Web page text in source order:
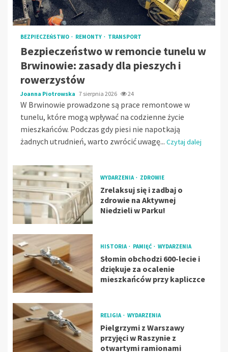
BEZPIECZEŃSTWO REMONTY TRANSPORT
Bezpieczeństwo w remoncie tunelu w
Brwinowie: zasady dla pieszych i
rowerzystów
Joanna Piotrowska 7 sierpnia 2026 24
W Brwinowie prowadzone są prace remontowe w
tunelu, które mogą wpływać na codzienne życie
mieszkańców. Podczas gdy piesi nie napotkają
żadnych utrudnień, warto zwrócić uwagę... Czytaj dalej
WYDARZENIA ZDROWIE
Zrelaksuj się i zadbaj o
zdrowie na Aktywnej
Niedzieli w Parku!
HISTORIA PAMIĘĆ WYDARZENIA
Słomin obchodzi 600-lecie i
dziękuje za ocalenie
mieszkańców przy kapliczce
RELIGIA WYDARZENIA
Pielgrzymi z Warszawy
przyjęci w Raszynie z
otwartymi ramionami